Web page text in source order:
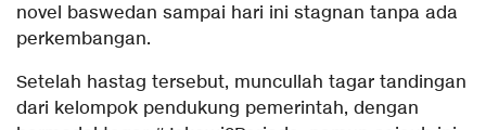
novel baswedan sampai hari ini stagnan tanpa ada
perkembangan.
Setelah hastag tersebut, muncullah tagar tandingan
dari kelompok pendukung pemerintah, dengan